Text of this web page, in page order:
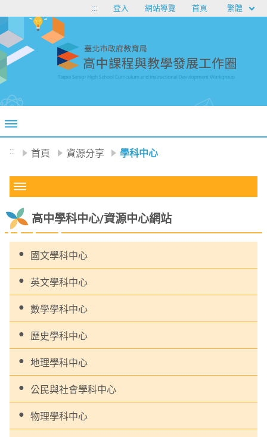
移至網頁之主要內容區位置
::: 登入 網站導覽 首頁 繁體
::: 首頁 資源分享 學科中心
高中學科中心/資源中心網站
國文學科中心
英文學科中心
數學學科中心
歷史學科中心
地理學科中心
公民與社會學科中心
物理學科中心